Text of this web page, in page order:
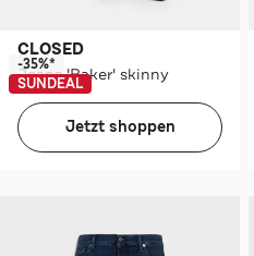
CLOSED
Jeans 'Baker' skinny
-35%*
SUNDEAL
Jetzt shoppen